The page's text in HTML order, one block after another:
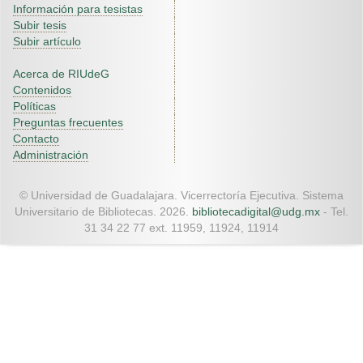
Información para tesistas
Subir tesis
Subir artículo
Acerca de RIUdeG
Contenidos
Políticas
Preguntas frecuentes
Contacto
Administración
© Universidad de Guadalajara. Vicerrectoría Ejecutiva. Sistema
Universitario de Bibliotecas. 2026. bibliotecadigital@udg.mx - Tel.
31 34 22 77 ext. 11959, 11924, 11914